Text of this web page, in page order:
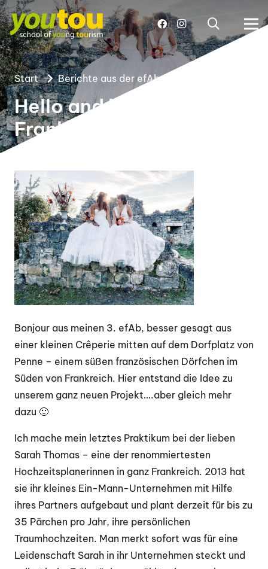
Start Berichte aus der efAb
Hello and bonjour aus
Frankreich
Bonjour aus meinen 3. efAb, besser gesagt aus
einer kleinen Crêperie mitten auf dem Dorfplatz von
Penne – einem süßen französischen Dörfchen im
Süden von Frankreich. Hier entstand die Idee zu
unserem ganz neuen Projekt….aber gleich mehr
dazu 🙂
Ich mache mein letztes Praktikum bei der lieben
Sarah Thomas – eine der renommiertesten
Hochzeitsplanerinnen in ganz Frankreich. 2013 hat
sie ihr kleines Ein-Mann-Unternehmen mit Hilfe
ihres Partners aufgebaut und plant derzeit für bis zu
35 Pärchen pro Jahr, ihre persönlichen
Traumhochzeiten. Man merkt sofort was für eine
Leidenschaft Sarah in ihr Unternehmen steckt und